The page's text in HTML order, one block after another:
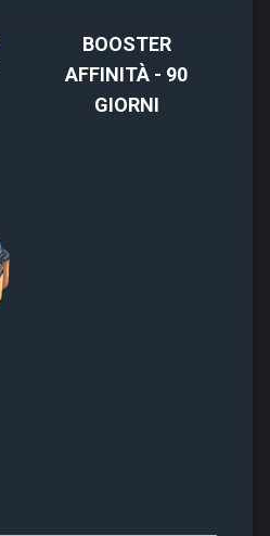
BOOSTER
AFFINITÀ - 90
GIORNI